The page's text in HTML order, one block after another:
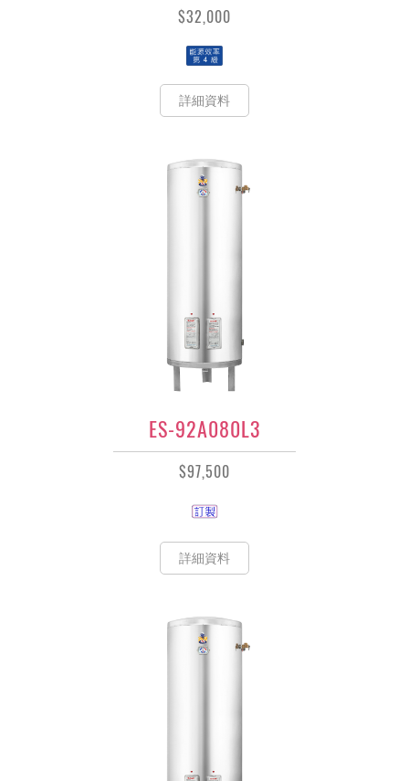
$32,000
詳細資料
ES-92A080L3
$97,500
詳細資料